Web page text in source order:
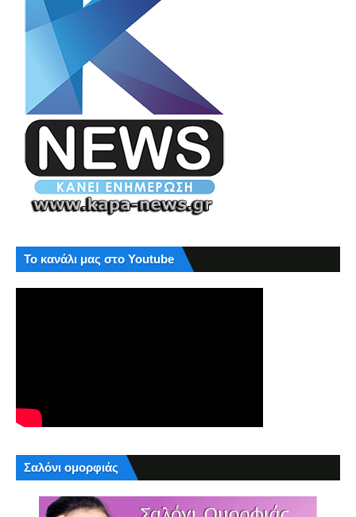
Το κανάλι μας στο Youtube
Σαλόνι ομορφιάς